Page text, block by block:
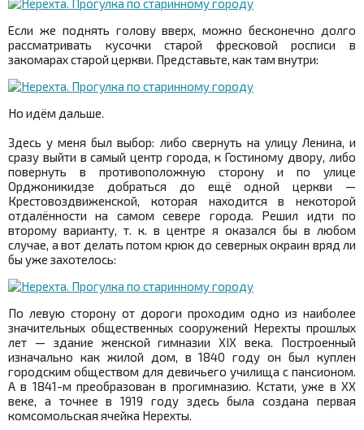
Если же поднять голову вверх, можно бесконечно долго
рассматривать кусочки старой фресковой росписи в
закомарах старой церкви. Представьте, как там внутри:
Но идём дальше.
Здесь у меня был выбор: либо свернуть на улицу Ленина, и
сразу выйти в самый центр города, к Гостиному двору, либо
повернуть в противоположную сторону и по улице
Орджоникидзе добраться до ещё одной церкви —
Крестовоздвиженской, которая находится в некоторой
отдалённости на самом севере города. Решил идти по
второму варианту, т. к. в центре я оказался бы в любом
случае, а вот делать потом крюк до северных окраин вряд ли
бы уже захотелось:
По левую сторону от дороги проходим одно из наиболее
значительных общественных сооружений Нерехты прошлых
лет — здание женской гимназии XIX века. Построенный
изначально как жилой дом, в 1840 году он был куплен
городским обществом для девичьего училища с пансионом.
А в 1841-м преобразован в прогимназию. Кстати, уже в XX
веке, а точнее в 1919 году здесь была создана первая
комсомольская ячейка Нерехты.